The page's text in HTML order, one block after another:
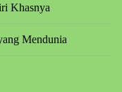
Khasnya
Mendunia